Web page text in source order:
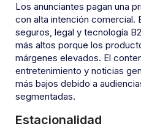
Los anunciantes pagan una
con alta intención comercial.
seguros, legal y tecnología
más altos porque los
márgenes elevados. El
entretenimiento y noticias
más bajos debido a
segmentadas.
Estacionalidad